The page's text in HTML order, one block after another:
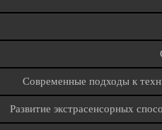
Современные подходы к
Развитие экстрасенсорных